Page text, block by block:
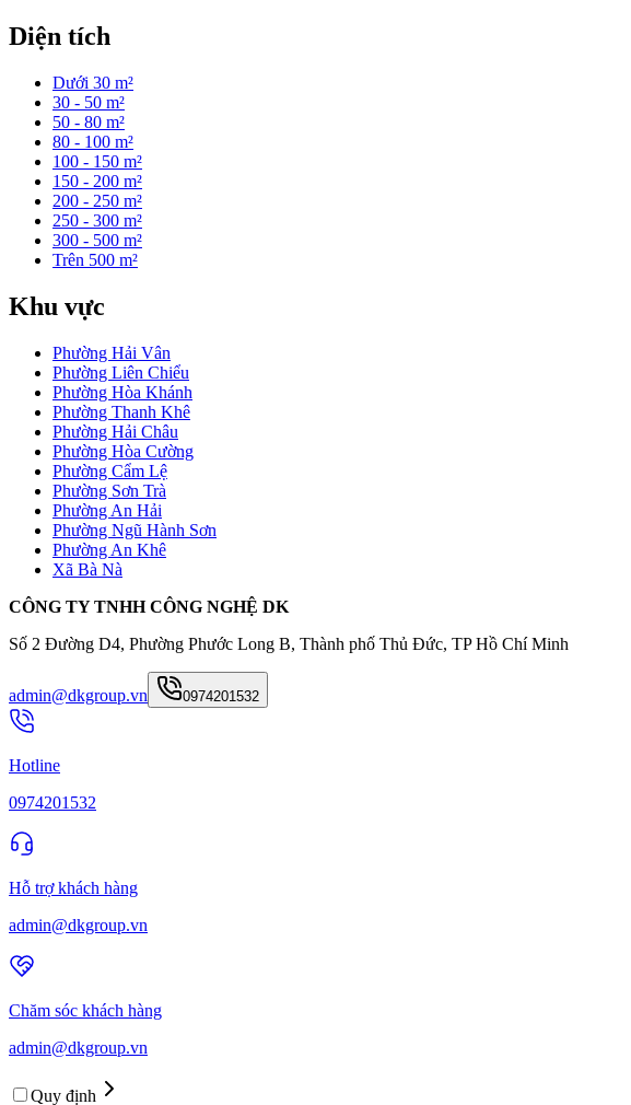
Diện tích
Dưới 30 m²
30 - 50 m²
50 - 80 m²
80 - 100 m²
100 - 150 m²
150 - 200 m²
200 - 250 m²
250 - 300 m²
300 - 500 m²
Trên 500 m²
Khu vực
Phường Hải Vân
Phường Liên Chiểu
Phường Hòa Khánh
Phường Thanh Khê
Phường Hải Châu
Phường Hòa Cường
Phường Cẩm Lệ
Phường Sơn Trà
Phường An Hải
Phường Ngũ Hành Sơn
Phường An Khê
Xã Bà Nà
CÔNG TY TNHH CÔNG NGHỆ DK
Số 2 Đường D4, Phường Phước Long B, Thành phố Thủ Đức, TP Hồ Chí Minh
admin@dkgroup.vn 0974201532
Hotline
0974201532
Hỗ trợ khách hàng
admin@dkgroup.vn
Chăm sóc khách hàng
admin@dkgroup.vn
Quy định